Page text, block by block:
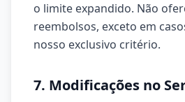
o limite expandido. Não
reembolsos, exceto em
nosso exclusivo critério.
7. Modificações no